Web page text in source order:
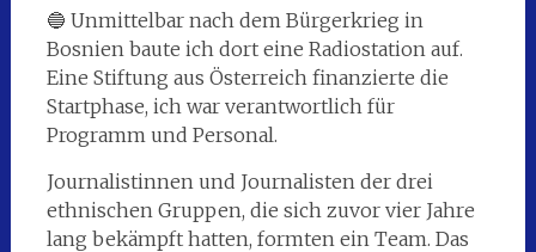
🔵 Unmittelbar nach dem Bürgerkrieg in
Bosnien baute ich dort eine Radiostation auf.
Eine Stiftung aus Österreich finanzierte die
Startphase, ich war verantwortlich für
Programm und Personal.
Journalistinnen und Journalisten der drei
ethnischen Gruppen, die sich zuvor vier Jahre
lang bekämpft hatten, formten ein Team. Das